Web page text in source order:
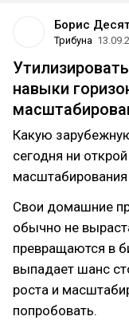
Борис
Трибуна
навыки
Какую
сегодня ни
масштабирования
Свои домашние
обычно не
превращаются в
выпадает шанс
роста и
попробовать.